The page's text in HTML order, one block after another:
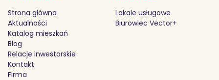
Strona główna
Aktualności
Katalog mieszkań
Blog
Relacje inwestorskie
Kontakt
Firma
Lokale usługowe
Biurowiec Vector+